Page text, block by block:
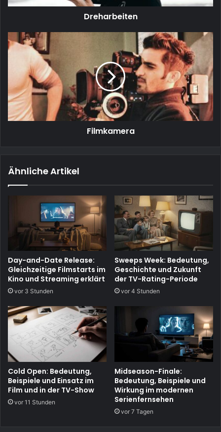
Dreharbeiten
Filmkamera
Filmkamera
Ähnliche Artikel
Day-and-Date Release:
Gleichzeitige Filmstarts im
Kino und Streaming erklärt
vor 3 Stunden
Sweeps Week: Bedeutung,
Geschichte und Zukunft
der TV-Rating-Periode
vor 4 Stunden
Cold Open: Bedeutung,
Beispiele und Einsatz im
Film und in der TV-Show
vor 11 Stunden
Midseason-Finale:
Bedeutung, Beispiele und
Wirkung im modernen
Serienfernsehen
vor 7 Tagen